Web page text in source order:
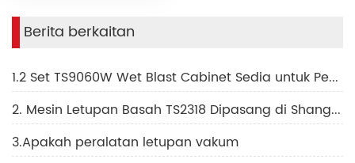
Berita berkaitan
1.2 Set TS9060W Wet Blast Cabinet Sedia untuk Penghantaran ke Israel
2. Mesin Letupan Basah TS2318 Dipasang di Shanghai
3.Apakah peralatan letupan vakum